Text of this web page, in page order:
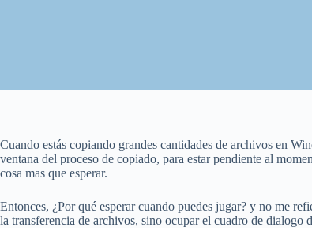
Cuando estás copiando grandes cantidades de archivos en
ventana del proceso de copiado, para estar pendiente al
cosa mas que esperar.
Entonces, ¿Por qué esperar cuando puedes jugar? y no me
la transferencia de archivos, sino ocupar el cuadro de dialogo